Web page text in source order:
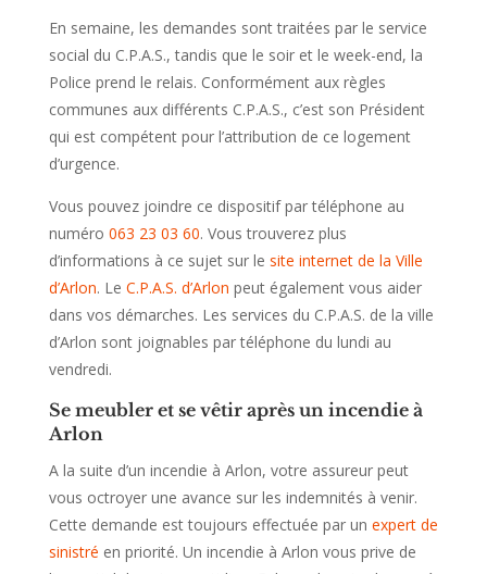
En semaine, les demandes sont traitées par le service
social du C.P.A.S., tandis que le soir et le week-end, la
Police prend le relais. Conformément aux règles
communes aux différents C.P.A.S., c’est son Président
qui est compétent pour l’attribution de ce logement
d’urgence.
Vous pouvez joindre ce dispositif par téléphone au
numéro 063 23 03 60. Vous trouverez plus
d’informations à ce sujet sur le site internet de la Ville
d’Arlon. Le C.P.A.S. d’Arlon peut également vous aider
dans vos démarches. Les services du C.P.A.S. de la ville
d’Arlon sont joignables par téléphone du lundi au
vendredi.
Se meubler et se vêtir après un incendie à
Arlon
A la suite d’un incendie à Arlon, votre assureur peut
vous octroyer une avance sur les indemnités à venir.
Cette demande est toujours effectuée par un expert de
sinistré en priorité. Un incendie à Arlon vous prive de